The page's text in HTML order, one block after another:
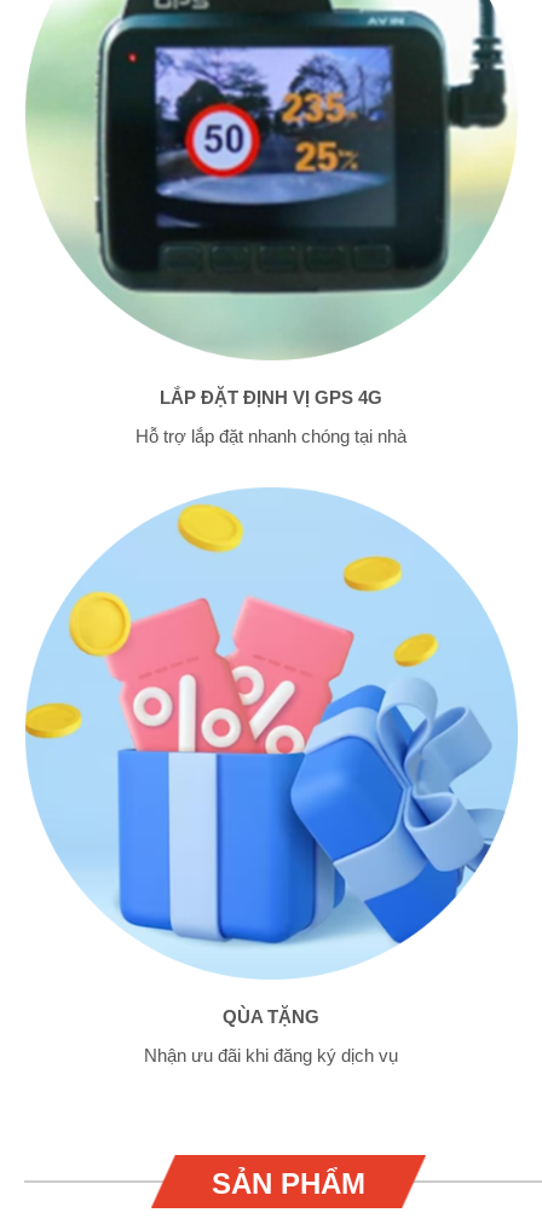
LẮP ĐẶT ĐỊNH VỊ GPS 4G
Hỗ trợ lắp đặt nhanh chóng tại nhà
QÙA TẶNG
Nhận ưu đãi khi đăng ký dịch vụ
SẢN PHẨM